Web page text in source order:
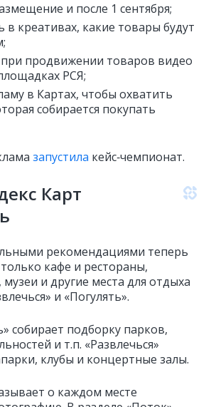
и после 1 сентября;
в креативах, какие товары будут
продвижении товаров видео
РСЯ;
в Картах, чтобы охватить
собирается покупать
запустила кейс‑чемпионат.
Карт
рекомендациями теперь
кафе и рестораны,
и другие места для отдыха
и «Погулять».
собирает подборку парков,
и т.п. «Развлечься»
клубы и концертные залы.
о каждом месте